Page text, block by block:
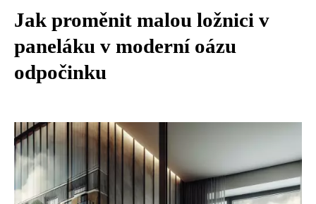
Jak proměnit malou ložnici v
paneláku v moderní oázu
odpočinku